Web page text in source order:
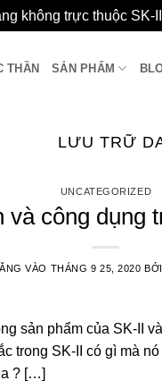
không trực thuộc SK-
THẦN SẢN PHẨM
LƯU TRỮ
UNCATEGORIZED
và công dụng
VÀO THÁNG 9 25, 2020
sản phẩm của SK-II
trong SK-II có gì mà
? […]